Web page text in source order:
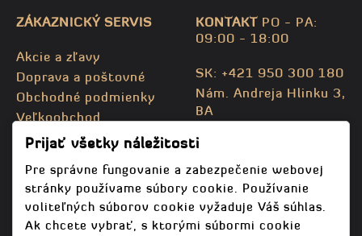
ZÁKAZNICKÝ SERVIS
Akcie a zľavy
Doprava a poštovné
Obchodné podmienky
Veľkoobchod
Kontaktujte nás
Mapa stránky
KONTAKTPO - PA:
09:00 - 18:00
SK: +421 950 300 180
Nám. Andreja Hlinku 3,
BA
info@bodhispa.sk
info@bodhi.cz
Prijať všetky náležitosti
Pre správne fungovanie a zabezpečenie webovej
stránky používame súbory cookie. Používanie
voliteľných súborov cookie vyžaduje Váš súhlas.
Ak chcete vybrať, s ktorými súbormi cookie